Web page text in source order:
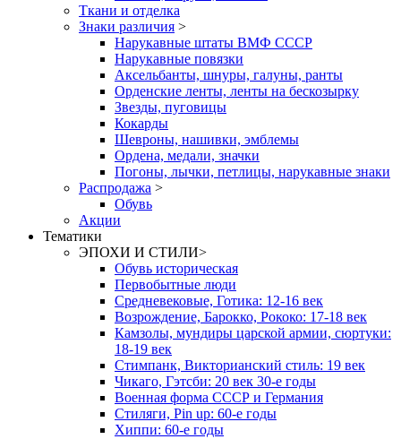
Ткани и отделка
Знаки различия >
Нарукавные штаты ВМФ СССР
Нарукавные повязки
Аксельбанты, шнуры, галуны, ранты
Орденские ленты, ленты на бескозырку
Звезды, пуговицы
Кокарды
Шевроны, нашивки, эмблемы
Ордена, медали, значки
Погоны, лычки, петлицы, нарукавные знаки
Распродажа >
Обувь
Акции
Тематики
ЭПОХИ И СТИЛИ>
Обувь историческая
Первобытные люди
Средневековые, Готика: 12-16 век
Возрождение, Барокко, Рококо: 17-18 век
Камзолы, мундиры царской армии, сюртуки:
18-19 век
Стимпанк, Викторианский стиль: 19 век
Чикаго, Гэтсби: 20 век 30-е годы
Военная форма СССР и Германия
Стиляги, Pin up: 60-е годы
Хиппи: 60-е годы